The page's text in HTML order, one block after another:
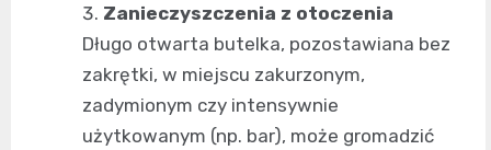
Zanieczyszczenia z otoczenia
Długo otwarta butelka, pozostawiana bez
zakrętki, w miejscu zakurzonym,
zadymionym czy intensywnie
użytkowanym (np. bar), może gromadzić